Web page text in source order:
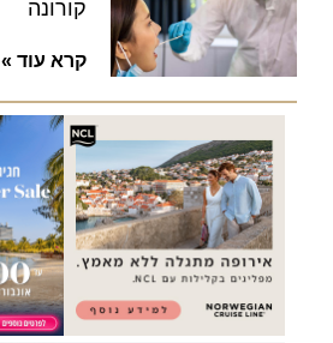
קורונה
קרא עוד »